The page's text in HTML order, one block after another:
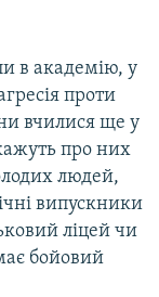
в академію, у
проти
вчилися ще у
про них
людей,
випускники
ліцей чи
бойовий